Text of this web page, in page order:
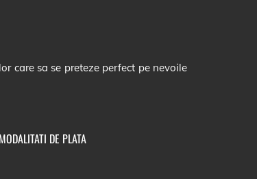
care sa se preteze perfect pe nevoile
MODALITATI DE PLATA